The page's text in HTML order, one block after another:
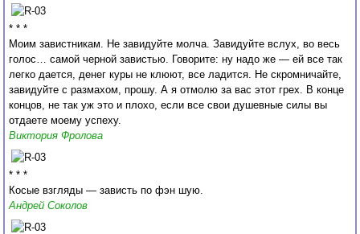
* * *
Моим завистникам. Не завидуйте молча. Завидуйте вслух, во весь
голос… самой черной завистью. Говорите: ну надо же — ей все так
легко дается, денег куры не клюют, все ладится. Не скромничайте,
завидуйте с размахом, прошу. А я отмолю за вас этот грех. В конце
концов, не так уж это и плохо, если все свои душевные силы вы
отдаете моему успеху.
Виктория Фролова
* * *
Косые взгляды — зависть по фэн шую.
Андрей Соколов